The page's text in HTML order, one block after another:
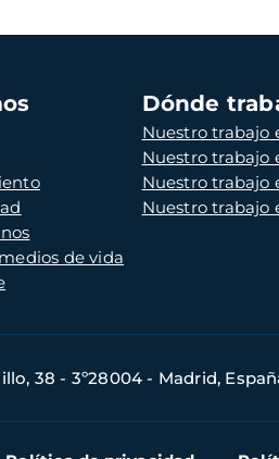
de vida
Dónde
Nuestro trabajo
Nuestro trabajo
Nuestro trabajo
Nuestro trabajo
38 - 3º28004 - Madrid,